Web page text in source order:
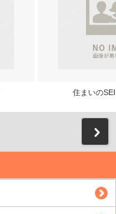
住まいの